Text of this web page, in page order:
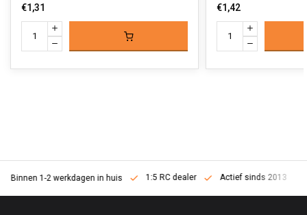
€1,31 €1,42
Binnen 1-2 werkdagen in huis 1:5 RC dealer Actief sinds 2013